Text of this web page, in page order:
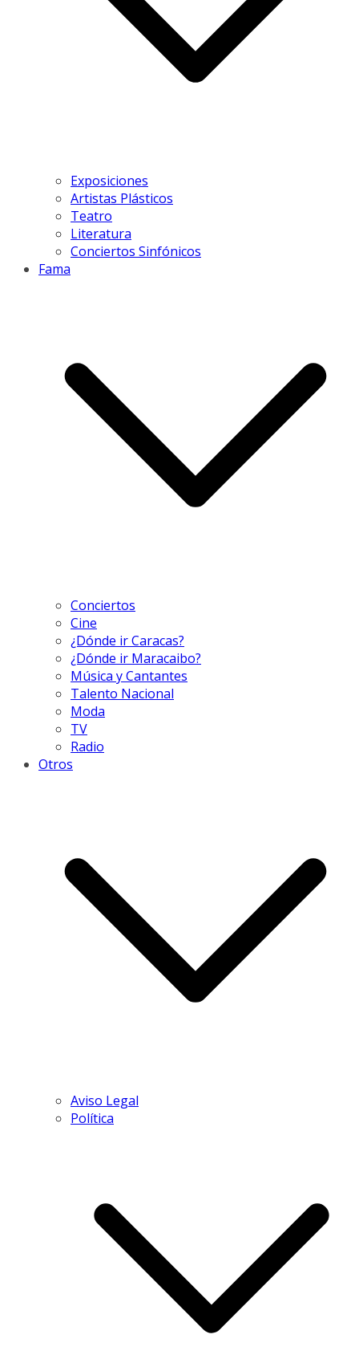
Exposiciones
Artistas Plásticos
Teatro
Literatura
Conciertos Sinfónicos
Fama
Conciertos
Cine
¿Dónde ir Caracas?
¿Dónde ir Maracaibo?
Música y Cantantes
Talento Nacional
Moda
TV
Radio
Otros
Aviso Legal
Política